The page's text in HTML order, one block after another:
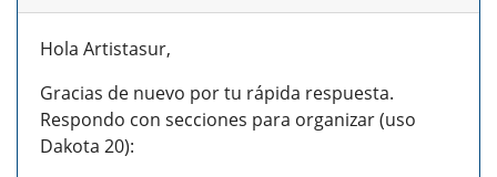
Hola Artistasur,
Gracias de nuevo por tu rápida respuesta.
Respondo con secciones para organizar (uso
Dakota 20):